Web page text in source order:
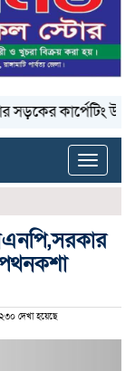
কার্পেটিং উঠে যাচ্ছে
Toggle
দেখা হয়েছে